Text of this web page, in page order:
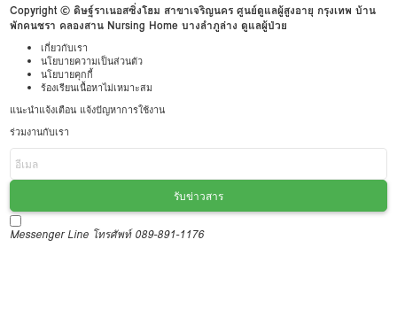
Copyright © ดิษฐ์ราเนอสซิ่งโฮม สาขาเจริญนคร ศูนย์ดูแลผู้สูงอายุ กรุงเทพ บ้าน
พักคนชรา คลองสาน Nursing Home บางลำภูล่าง ดูแลผู้ป่วย
เกี่ยวกับเรา
นโยบายความเป็นส่วนตัว
นโยบายคุกกี้
ร้องเรียนเนื้อหาไม่เหมาะสม
แนะนำแจ้งเตือน แจ้งปัญหาการใช้งาน
ร่วมงานกับเรา
รับข่าวสาร
Messenger Line โทรศัพท์ 089-891-1176